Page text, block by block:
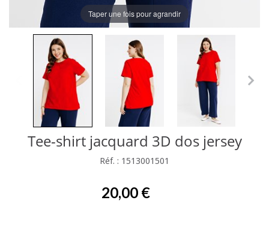
Taper une fois pour agrandir
Tee-shirt jacquard 3D dos jersey
Réf. : 1513001501
20,00 €